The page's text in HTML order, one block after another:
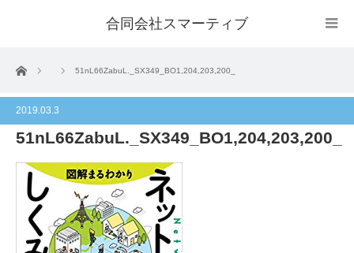
合同会社スマーティブ
ホーム 51nL66ZabuL._SX349_BO1,204,203,200_
2019.03.3
51nL66ZabuL._SX349_BO1,204,203,200_